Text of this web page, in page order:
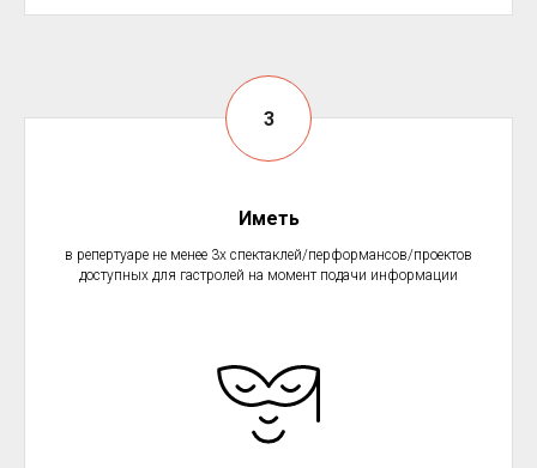
Иметь
в репертуаре не менее 3х спектаклей/перформансов/проектов
доступных для гастролей на момент подачи информации